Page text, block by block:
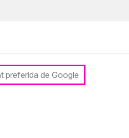
preferida de Google